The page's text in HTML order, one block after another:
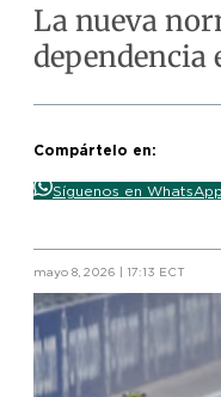
La nueva
dependencia
Compártelo en:
Síguenos en WhatsApp
mayo 8, 2026 | 17:13 ECT